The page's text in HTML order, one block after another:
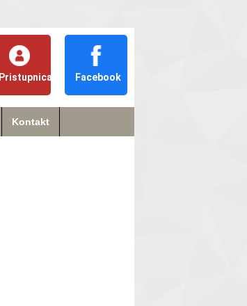
Pristupnica Facebook
Kontakt